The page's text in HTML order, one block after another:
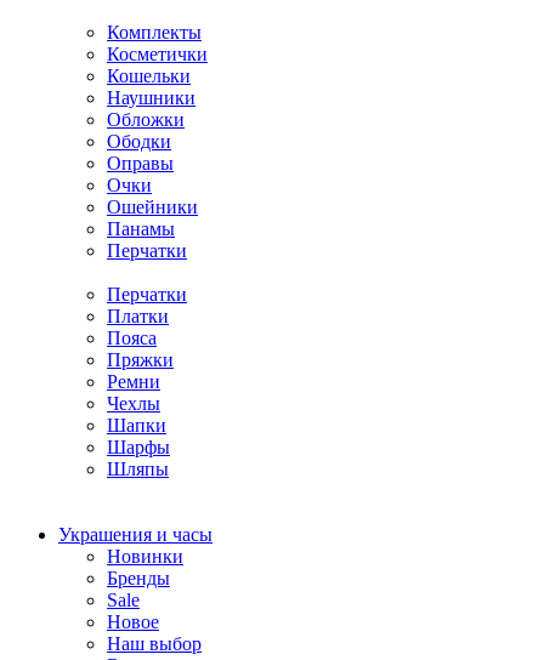
Комплекты
Косметички
Кошельки
Наушники
Обложки
Ободки
Оправы
Очки
Ошейники
Панамы
Перчатки
Перчатки
Платки
Пояса
Пряжки
Ремни
Чехлы
Шапки
Шарфы
Шляпы
Украшения и часы
Новинки
Бренды
Sale
Новое
Наш выбор